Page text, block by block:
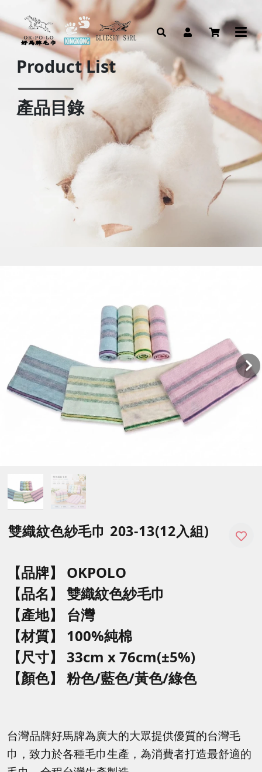
Product List
產品目錄
雙織紋色紗毛巾 203-13(12入組)
【品牌】 OKPOLO
【品名】 雙織紋色紗毛巾
【產地】 台灣
【材質】 100%純棉
【尺寸】 33cm x 76cm(±5%)
【顏色】 粉色/藍色/黃色/綠色
台灣品牌好馬牌為廣大的大眾提供優質的台灣毛
巾，致力於各種毛巾生產，為消費者打造最舒適的